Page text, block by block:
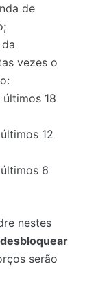
de
vezes o
últimos 18
12
6
nestes
desbloquear
serão